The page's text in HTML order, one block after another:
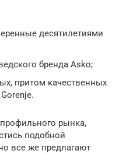
десятилетиями
бренда Asko;
притом качественных
рынка,
подобной
все же предлагают